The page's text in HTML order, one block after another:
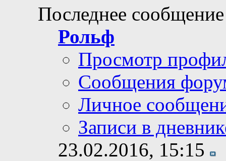
Последнее
Рольф
Просмотр
Сообщения
Личное
Записи в
23.02.2016, 15:15